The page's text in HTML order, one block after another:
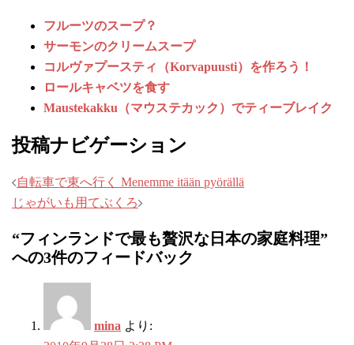
フルーツのスープ？
サーモンのクリームスープ
コルヴァプースティ（Korvapuusti）を作ろう！
ロールキャベツを食す
Maustekakku（マウステカック）でティーブレイク
投稿ナビゲーション
自転車で東へ行く Menemme itään pyörällä
じゃがいも用てぶくろ
“フィンランドで最も贅沢な日本の家庭料理”
への3件のフィードバック
mina より: